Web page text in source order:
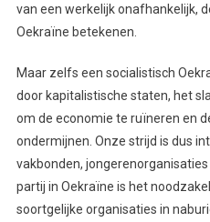
van een werkelijk onafhankelijk,
Oekraïne betekenen.
Maar zelfs een socialistisch
door kapitalistische staten, het
om de economie te ruïneren en
ondermijnen. Onze strijd is dus
vakbonden,
partij in Oekraïne is het
soortgelijke organisaties in